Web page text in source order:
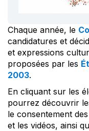
Chaque année, le
candidatures et
et expressions
proposées par les
2003.
En cliquant sur les
pourrez découvrir
le consentement
et les vidéos, ainsi